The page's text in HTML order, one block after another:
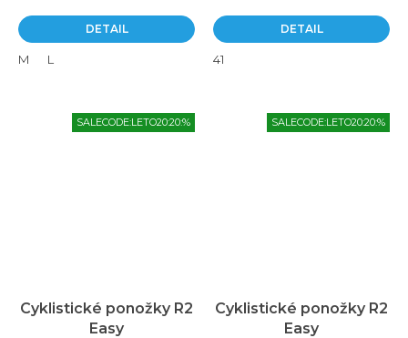
DETAIL
M L
DETAIL
41
SALECODE:LETO20:20:%
Cyklistické ponožky R2
Easy
SALECODE:LETO20:20:%
Cyklistické ponožky R2
Easy